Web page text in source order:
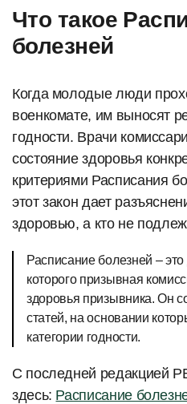
Что такое
болезней
Когда молодые люди
военкомате, им выносят
годности. Врачи
состояние здоровья
критериями Расписания
этот закон дает
здоровью, а кто не
Расписание болезней –
которого призывная
здоровья призывника. Он
статей, на основании
категории годности.
С последней редакцией
здесь: Расписание